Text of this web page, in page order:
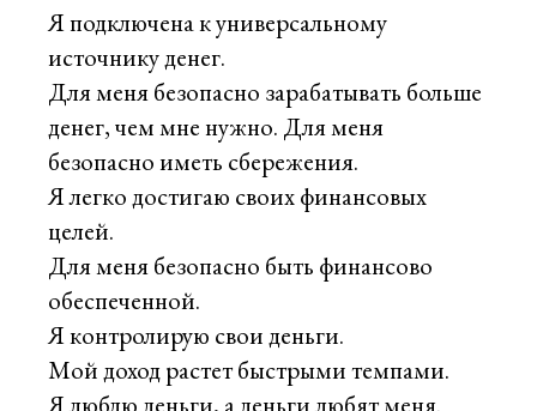
Я подключена к универсальному
источнику денег.
Для меня безопасно зарабатывать больше
денег, чем мне нужно. Для меня
безопасно иметь сбережения.
Я легко достигаю своих финансовых
целей.
Для меня безопасно быть финансово
обеспеченной.
Я контролирую свои деньги.
Мой доход растет быстрыми темпами.
Я люблю деньги, а деньги любят меня.